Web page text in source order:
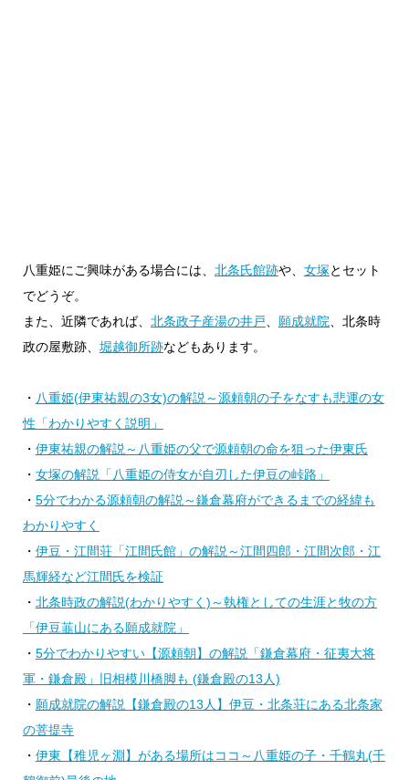
八重姫にご興味がある場合には、 北条氏館跡や、 女塚とセット
でどうぞ。
また、近隣であれば、 北条政子産湯の井戸、 願成就院、北条時
政の屋敷跡、 堀越御所跡などもあります。
・ 八重姫(伊東祐親の3女)の解説～源頼朝の子をなすも悲運の女
性「わかりやすく説明」
・ 伊東祐親の解説～八重姫の父で源頼朝の命を狙った伊東氏
・ 女塚の解説「八重姫の侍女が自刃した伊豆の峠路」
・ 5分でわかる源頼朝の解説～鎌倉幕府ができるまでの経緯も
わかりやすく
・ 伊豆・江間荘「江間氏館」の解説～江間四郎・江間次郎・江
馬輝経など江間氏を検証
・ 北条時政の解説(わかりやすく)～執権としての生涯と牧の方
「伊豆韮山にある願成就院」
・ 5分でわかりやすい【源頼朝】の解説「鎌倉幕府・征夷大将
軍・鎌倉殿」旧相模川橋脚も (鎌倉殿の13人)
・ 願成就院の解説【鎌倉殿の13人】伊豆・北条荘にある北条家
の菩提寺
・ 伊東【稚児ヶ淵】がある場所はココ～八重姫の子・千鶴丸(千